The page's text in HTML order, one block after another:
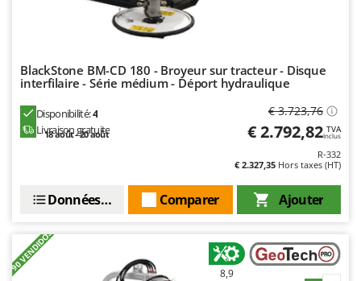
BlackStone BM-CD 180 - Broyeur sur tracteur - Disque
interfilaire - Série médium - Déport hydraulique
Disponibilité:4
Livraison gratuite
18 août - 20 août
€ 3.723,76
€ 2.792,82 TVA
Inclus
R-332
€ 2.327,35 Hors taxes (HT)
Ajouter
Comparer
Données techniques
+90 VENDIDOS 8,9